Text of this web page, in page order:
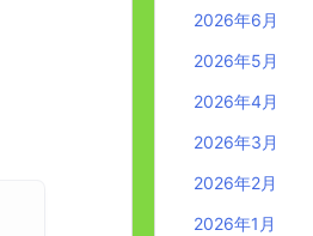
2026年6月
2026年5月
2026年4月
2026年3月
2026年2月
2026年1月